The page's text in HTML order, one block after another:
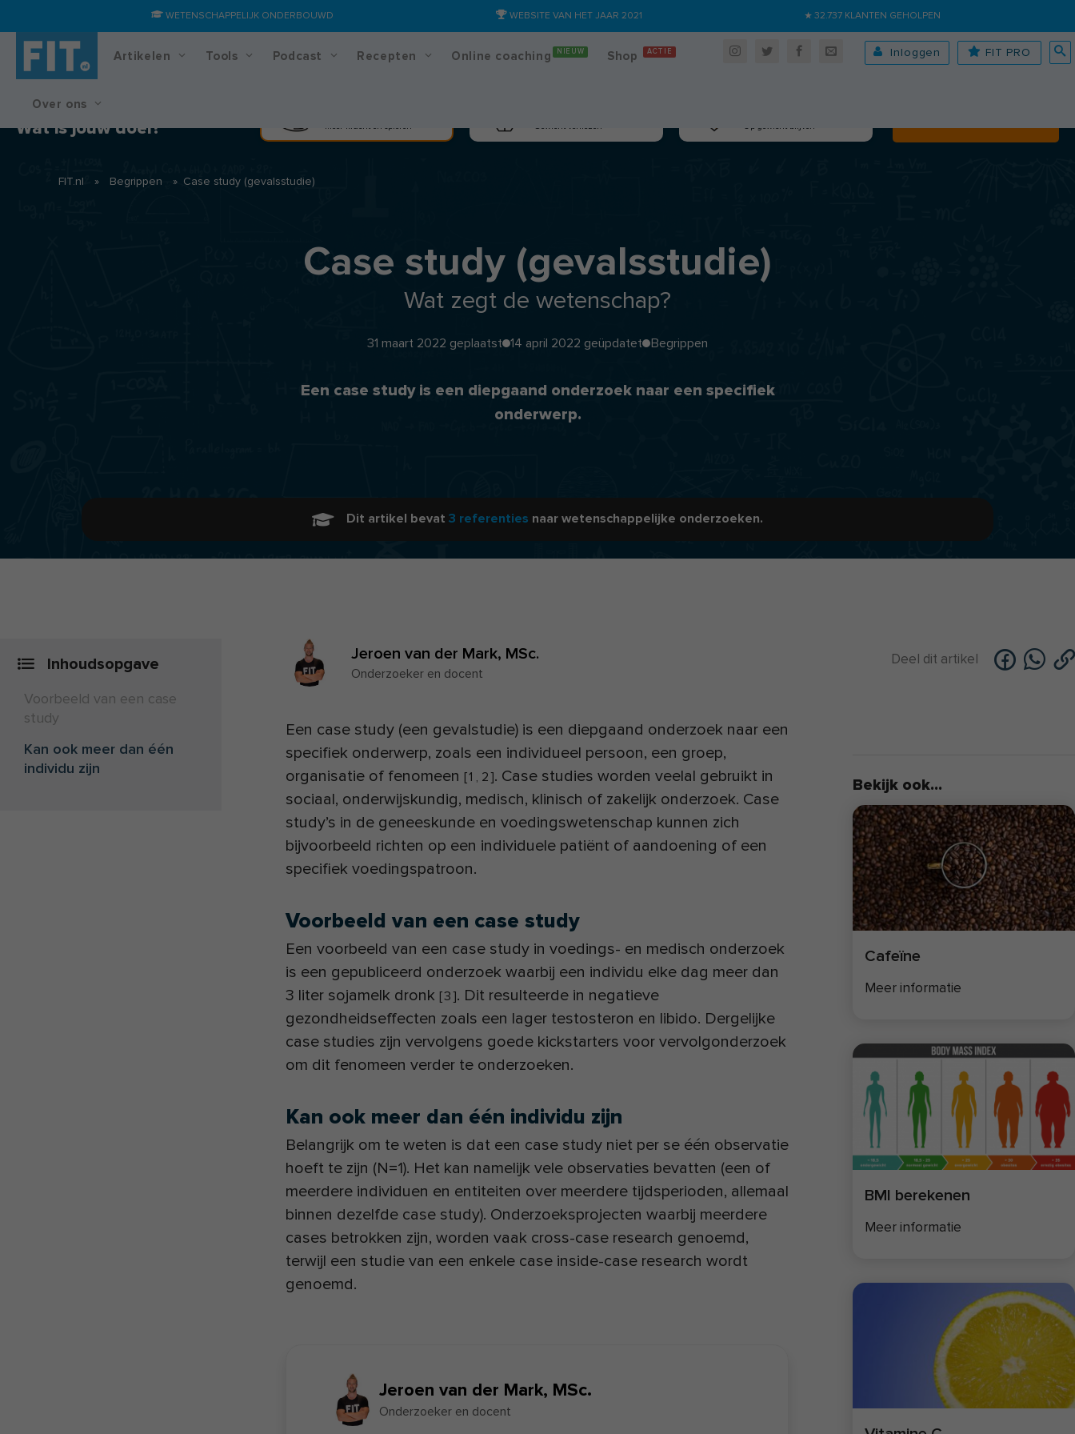
WETENSCHAPPELIJK ONDERBOUWD WEBSITE VAN HET JAAR 2021 ★ 32.737 KLANTEN GEHOLPEN
Artikelen Tools Podcast Recepten Online coaching NIEUW Shop ACTIE
Over ons
Inloggen FIT PRO
Training & voedingsplan
Wat is jouw doel?
FIT.nl » Begrippen » Case study (gevalsstudie)
Case study (gevalsstudie)
Wat zegt de wetenschap?
31 maart 2022 geplaatst 14 april 2022 geüpdatet Begrippen
Een case study is een diepgaand onderzoek naar een specifiek
onderwerp.
Dit artikel bevat 3 referenties naar wetenschappelijke onderzoeken.
Inhoudsopgave
Voorbeeld van een case
study
Kan ook meer dan één
individu zijn
Jeroen van der Mark, MSc.
Onderzoeker en docent
Een case study (een gevalstudie) is een diepgaand onderzoek naar een
specifiek onderwerp, zoals een individueel persoon, een groep,
organisatie of fenomeen [1 , 2]. Case studies worden veelal gebruikt in
sociaal, onderwijskundig, medisch, klinisch of zakelijk onderzoek. Case
study’s in de geneeskunde en voedingswetenschap kunnen zich
bijvoorbeeld richten op een individuele patiënt of aandoening of een
specifiek voedingspatroon.
Voorbeeld van een case study
Een voorbeeld van een case study in voedings- en medisch onderzoek
is een gepubliceerd onderzoek waarbij een individu elke dag meer dan
3 liter sojamelk dronk [3]. Dit resulteerde in negatieve
gezondheidseffecten zoals een lager testosteron en libido. Dergelijke
case studies zijn vervolgens goede kickstarters voor vervolgonderzoek
om dit fenomeen verder te onderzoeken.
Kan ook meer dan één individu zijn
Belangrijk om te weten is dat een case study niet per se één observatie
hoeft te zijn (N=1). Het kan namelijk vele observaties bevatten (een of
meerdere individuen en entiteiten over meerdere tijdsperioden, allemaal
binnen dezelfde case study). Onderzoeksprojecten waarbij meerdere
cases betrokken zijn, worden vaak cross-case research genoemd,
terwijl een studie van een enkele case inside-case research wordt
genoemd.
Jeroen van der Mark, MSc.
Onderzoeker en docent
Deel dit artikel
Bekijk ook...
Cafeïne
Meer informatie
BMI berekenen
Meer informatie